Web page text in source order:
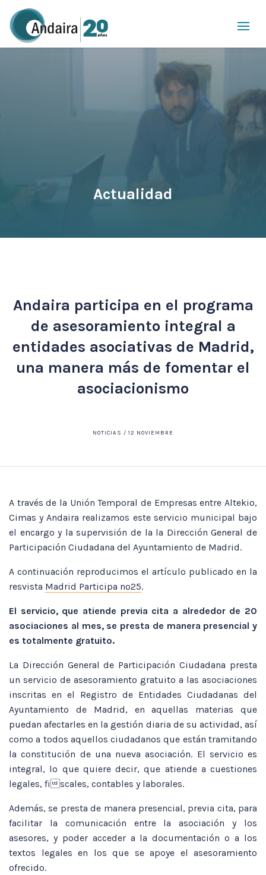
Actualidad
Andaira participa en el programa
de asesoramiento integral a
entidades asociativas de Madrid,
una manera más de fomentar el
asociacionismo
NOTICIAS / 12 NOVIEMBRE
A través de la Unión Temporal de Empresas entre Altekio,
Cimas y Andaira realizamos este servicio municipal bajo
el encargo y la supervisión de la la Dirección General de
Participación Ciudadana del Ayuntamiento de Madrid.
A continuación reproducimos el artículo publicado en la
resvista Madrid Participa nº25.
El servicio, que atiende previa cita a alrededor de 20
asociaciones al mes, se presta de manera presencial y
es totalmente gratuito.
La Dirección General de Participación Ciudadana presta
un servicio de asesoramiento gratuito a las asociaciones
inscritas en el Registro de Entidades Ciudadanas del
Ayuntamiento de Madrid, en aquellas materias que
puedan afectarles en la gestión diaria de su actividad, así
como a todos aquellos ciudadanos que están tramitando
la constitución de una nueva asociación. El servicio es
integral, lo que quiere decir, que atiende a cuestiones
legales, fiscales, contables y laborales.
Además, se presta de manera presencial, previa cita, para
facilitar la comunicación entre la asociación y los
asesores, y poder acceder a la documentación o a los
textos legales en los que se apoye el asesoramiento
ofrecido.